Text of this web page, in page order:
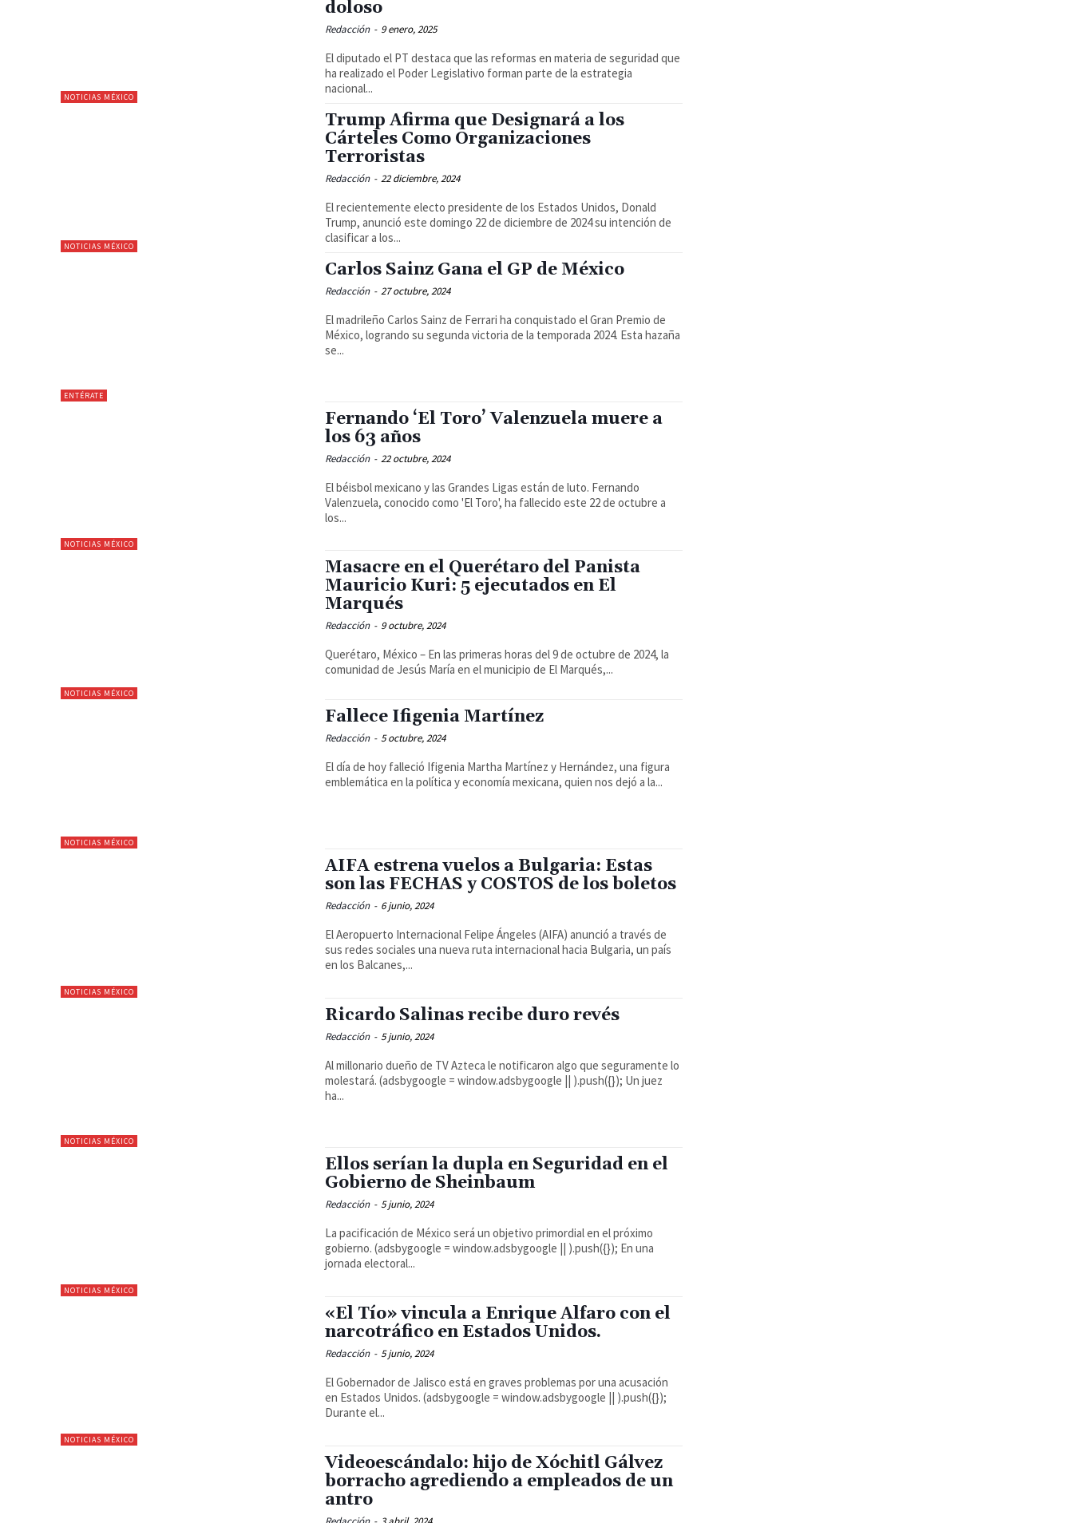
NOTICIAS MÉXICO
doloso
Redacción - 9 enero, 2025
El diputado el PT destaca que las reformas en materia de seguridad que
ha realizado el Poder Legislativo forman parte de la estrategia
nacional...
NOTICIAS MÉXICO
Trump Afirma que Designará a los
Cárteles Como Organizaciones
Terroristas
Redacción - 22 diciembre, 2024
El recientemente electo presidente de los Estados Unidos, Donald
Trump, anunció este domingo 22 de diciembre de 2024 su intención de
clasificar a los...
ENTÉRATE
Carlos Sainz Gana el GP de México
Redacción - 27 octubre, 2024
El madrileño Carlos Sainz de Ferrari ha conquistado el Gran Premio de
México, logrando su segunda victoria de la temporada 2024. Esta hazaña
se...
NOTICIAS MÉXICO
Fernando ‘El Toro’ Valenzuela muere a
los 63 años
Redacción - 22 octubre, 2024
El béisbol mexicano y las Grandes Ligas están de luto. Fernando
Valenzuela, conocido como 'El Toro', ha fallecido este 22 de octubre a
los...
NOTICIAS MÉXICO
Masacre en el Querétaro del Panista
Mauricio Kuri: 5 ejecutados en El
Marqués
Redacción - 9 octubre, 2024
Querétaro, México – En las primeras horas del 9 de octubre de 2024, la
comunidad de Jesús María en el municipio de El Marqués,...
NOTICIAS MÉXICO
Fallece Ifigenia Martínez
Redacción - 5 octubre, 2024
El día de hoy falleció Ifigenia Martha Martínez y Hernández, una figura
emblemática en la política y economía mexicana, quien nos dejó a la...
NOTICIAS MÉXICO
AIFA estrena vuelos a Bulgaria: Estas
son las FECHAS y COSTOS de los boletos
Redacción - 6 junio, 2024
El Aeropuerto Internacional Felipe Ángeles (AIFA) anunció a través de
sus redes sociales una nueva ruta internacional hacia Bulgaria, un país
en los Balcanes,...
NOTICIAS MÉXICO
Ricardo Salinas recibe duro revés
Redacción - 5 junio, 2024
Al millonario dueño de TV Azteca le notificaron algo que seguramente lo
molestará. (adsbygoogle = window.adsbygoogle || ).push({}); Un juez
ha...
NOTICIAS MÉXICO
Ellos serían la dupla en Seguridad en el
Gobierno de Sheinbaum
Redacción - 5 junio, 2024
La pacificación de México será un objetivo primordial en el próximo
gobierno. (adsbygoogle = window.adsbygoogle || ).push({}); En una
jornada electoral...
NOTICIAS MÉXICO
«El Tío» vincula a Enrique Alfaro con el
narcotráfico en Estados Unidos.
Redacción - 5 junio, 2024
El Gobernador de Jalisco está en graves problemas por una acusación
en Estados Unidos. (adsbygoogle = window.adsbygoogle || ).push({});
Durante el...
Videoescándalo: hijo de Xóchitl Gálvez
borracho agrediendo a empleados de un
antro